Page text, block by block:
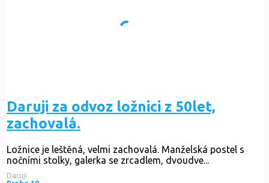
Daruji za odvoz ložnici z 50let,
zachovalá.
Ložnice je leštěná, velmi zachovalá. Manželská postel s
nočními stolky, galerka se zrcadlem, dvoudve...
Daruji